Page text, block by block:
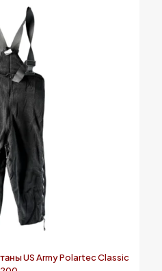
US Army Polartec Classic